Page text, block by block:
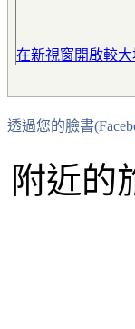
在新視窗開啟較大
透過您的臉書
附近的